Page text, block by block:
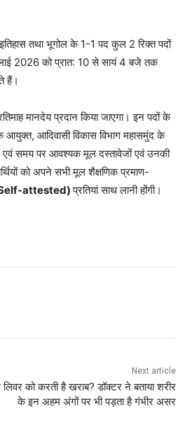
इतिहास तथा भूगोल के 1-1 पद कुल 2 रिक्त पदों
2026 को प्रात: 10 से सायं 4 बजे तक
हैं।
मानदेय प्रदान किया जाएगा। इन पदों के
आयुक्त, आदिवासी विकास विभाग महासमुंद के
एवं समय पर आवश्यक मूल दस्तावेजों एवं उनकी
को अपने सभी मूल शैक्षणिक प्रमाण-
attested)प्रतियां साथ लानी होंगी।
Next article
लिवर को करती है खराब? डॉक्टर ने बताया शरीर
के इन अहम अंगों पर भी पड़ता है गंभीर असर